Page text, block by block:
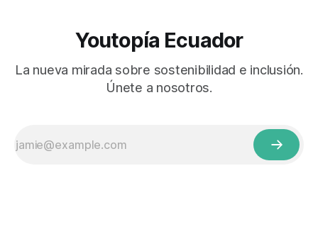
Youtopía Ecuador
La nueva mirada sobre sostenibilidad e inclusión.
Únete a nosotros.